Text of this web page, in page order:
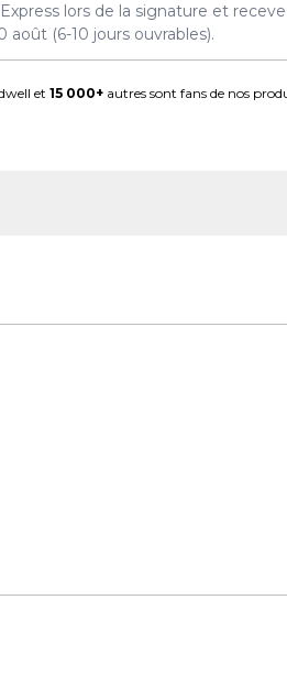
lors de la signature et
août(6-10 jours ouvrables).
et 15 000+autres sont fans de nos